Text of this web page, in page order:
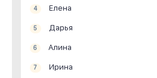
4 Елена
5 Дарья
6 Алина
7 Ирина